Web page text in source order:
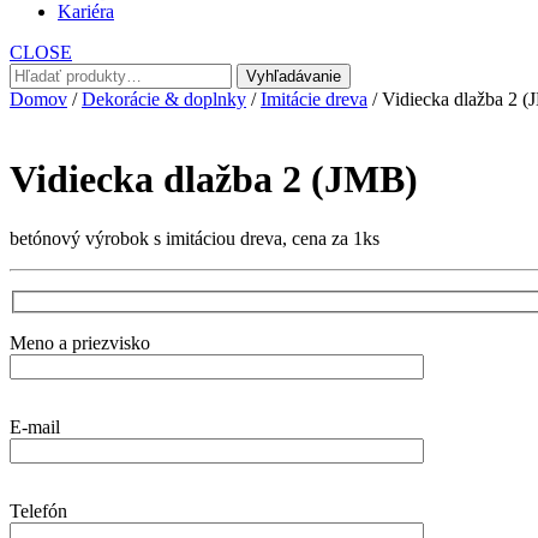
Kariéra
CLOSE
Hľadať:
Vyhľadávanie
Domov /Dekorácie & doplnky /Imitácie dreva / Vidiecka dlažba 2
Vidiecka dlažba 2 (JMB)
betónový výrobok s imitáciou dreva, cena za 1ks
Meno a priezvisko
E-mail
Telefón